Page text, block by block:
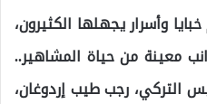
وأسرار يجهلها الكثيرون،
معينة من حياة المشاهير..
التركي، رجب طيب إردوغان،